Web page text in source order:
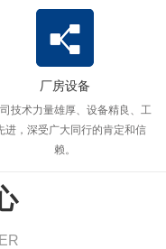
厂房设备
技术力量雄厚、设备精良、工
进，深受广大同行的肯定和信
赖。